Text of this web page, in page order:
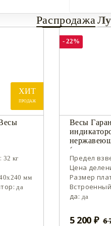
Распродажа
ХИТ
ПРОДАЖ
32 кг
мм
да
- 22%
Весы
Предел
Цена
Размер
да: да
5 200 ₽ 6